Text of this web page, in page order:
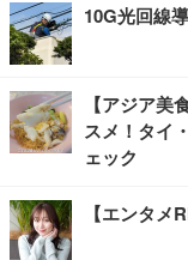
10G光回線
【アジア
スメ！タイ
ェック
【エンタ